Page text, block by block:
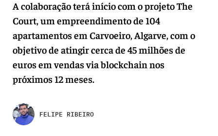
A colaboração terá início com o projeto The
Court, um empreendimento de 104
apartamentos em Carvoeiro, Algarve, com o
objetivo de atingir cerca de 45 milhões de
euros em vendas via blockchain nos
próximos 12 meses.
FELIPE RIBEIRO